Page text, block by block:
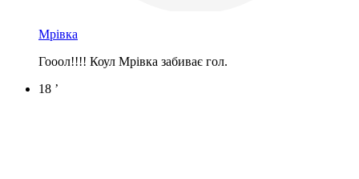
Мрівка
Гооол!!!! Коул Мрівка забиває гол.
18 ’